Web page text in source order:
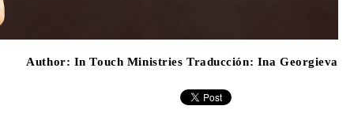
Author: In Touch Ministries Traducción: Ina Georgieva